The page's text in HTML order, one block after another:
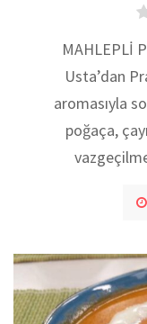
MAHLEPLİ
Usta’dan
aromasıyla
poğaça,